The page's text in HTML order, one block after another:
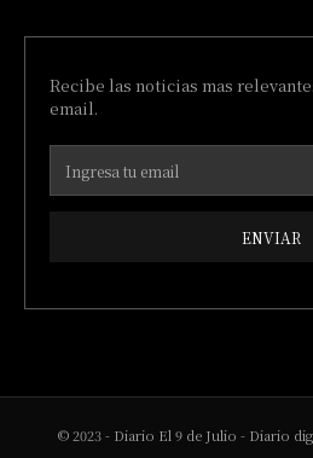
Recibe las noticias mas
email.
ENVIAR
© 2023 - Diario El 9 de Julio - Diario